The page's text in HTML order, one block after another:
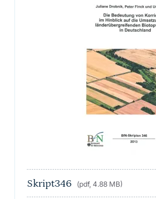
Skript346 (pdf, 4.88 MB)